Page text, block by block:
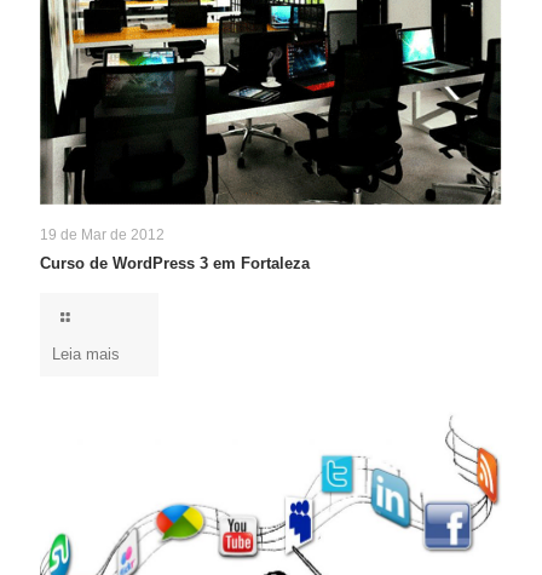
19 de Mar de 2012
Curso de WordPress 3 em Fortaleza
Leia mais